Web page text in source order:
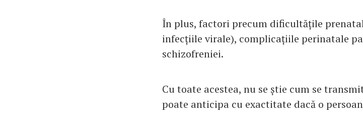
În plus, factori precum dificultățile
infecțiile virale), complicațiile perinatale
schizofreniei.
Cu toate acestea, nu se știe cum se
poate anticipa cu exactitate dacă o